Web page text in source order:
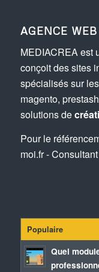
AGENCE
MEDIACREA est
conçoit des sites
spécialisés sur
magento,
solutions de
Pour le
moi.fr -
Populaire
Quel